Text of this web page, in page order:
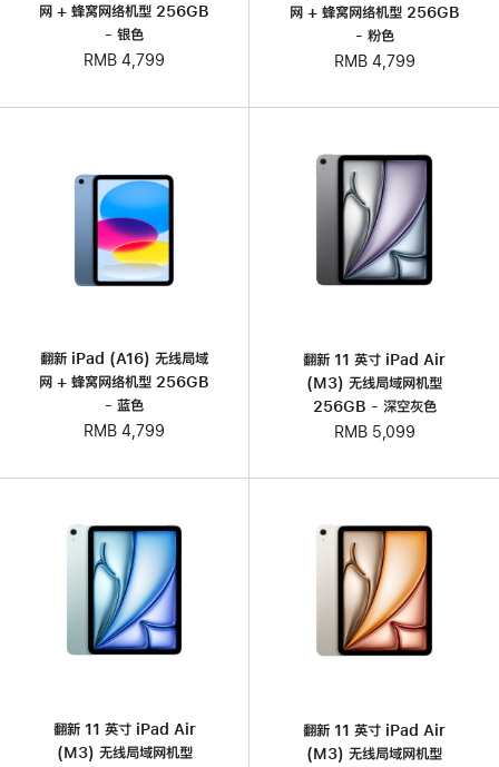
网 + 蜂窝网络机型 256GB
- 银色
RMB 4,799
网 + 蜂窝网络机型 256GB
- 粉色
RMB 4,799
翻新 iPad (A16) 无线局域
网 + 蜂窝网络机型 256GB
- 蓝色
RMB 4,799
翻新 11 英寸 iPad Air
(M3) 无线局域网机型
256GB - 深空灰色
RMB 5,099
翻新 11 英寸 iPad Air
(M3) 无线局域网机型
翻新 11 英寸 iPad Air
(M3) 无线局域网机型